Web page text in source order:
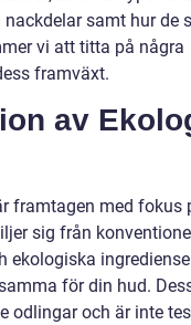
samt hur de
vi att titta på några
framväxt.
av
framtagen med fokus
sig från
ekologiska
för din hud.
odlingar och är inte